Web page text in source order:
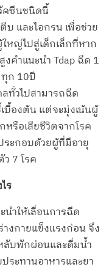
คซีนชนิดนี้
และไอกรน เพื่อช่วย
หญ่ไปสู่เด็กเล็กที่หาก
คำแนะนำ Tdap ฉีด 1
ทุก 10ปี
ทั่วไปสามารถฉีด
บื้องต้น แต่จะมุ่งเน้นผู้
รือเสียชีวิตจากโรค
ระกอบด้วยผู้ที่มีอายุ
7 โรค
ร
นำให้เลื่อนการฉีด
งกายแข็งแรงก่อน จึง
ลับพักผ่อนและดื่มน้ำ
ระทานอาหารและยา